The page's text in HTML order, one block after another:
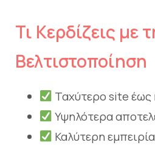
Τι Κερδίζεις με
Βελτιστοποίηση
Ταχύτερο site έως
Υψηλότερα
Καλύτερη